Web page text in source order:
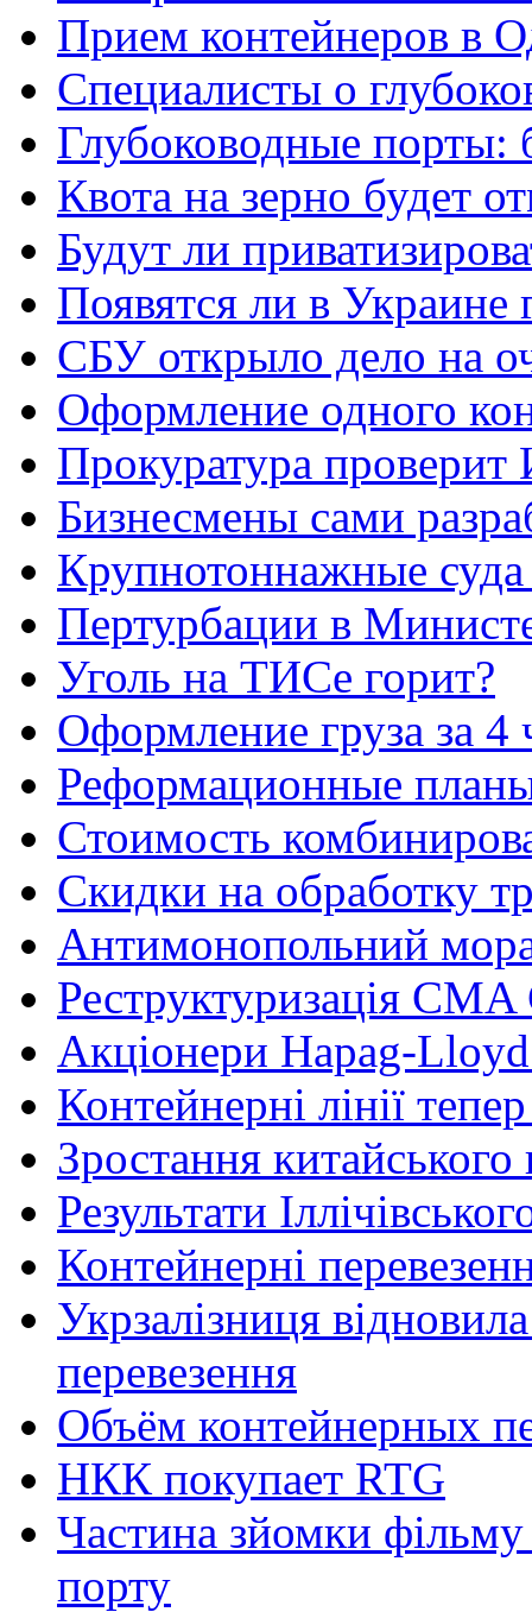
Прием контейнеров в
Специалисты о
Глубоководные порты:
Квота на зерно будет
Будут ли
Появятся ли в Украине
СБУ открыло дело на
Оформление одного
Прокуратура проверит
Бизнесмены сами
Крупнотоннажные суда
Пертурбации в
Уголь на ТИСе горит?
Оформление груза за 4
Реформационные
Стоимость
Скидки на обработку
Антимонопольний
Реструктуризація
Акціонери Hapag-Lloyd
Контейнерні лінії
Зростання
Результати
Контейнерні
Укрзалізниця
перевезення
Объём контейнерных
НКК покупает RTG
Частина зйомки
порту